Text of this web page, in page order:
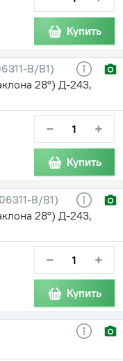
Купить
В/В1)
28°) Д-243,
− +
Купить
В/В1)
28°) Д-243,
− +
Купить